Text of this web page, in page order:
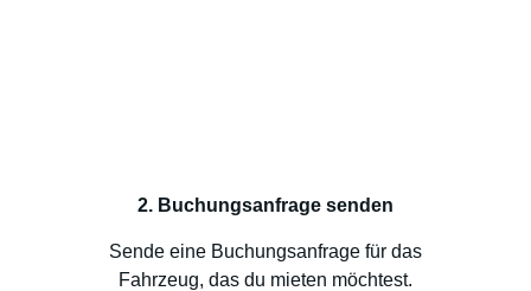
2. Buchungsanfrage senden
Sende eine Buchungsanfrage für das
Fahrzeug, das du mieten möchtest.